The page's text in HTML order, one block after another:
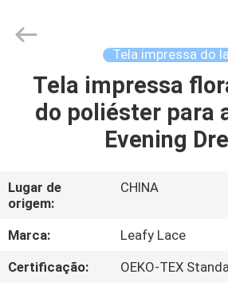
CASA
PRODUTOS
QUEM
SOMOS
FÁBRICA
Textiles
Reserved.
Tela impressa do
Tela impressa
do poliéster para
Evening
Lugar de
origem:
CHINA
Marca:
Leafy Lace
Certificação:
OEKO-TEX